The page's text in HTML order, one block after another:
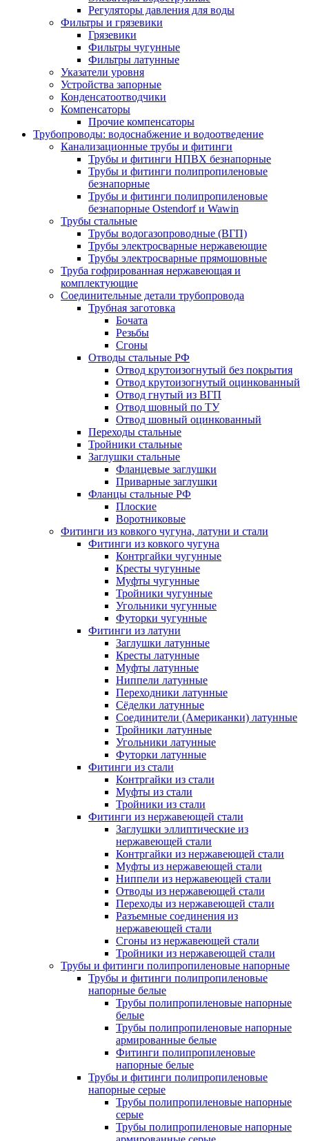
Регуляторы давления для воды
Фильтры и грязевики
Грязевики
Фильтры чугунные
Фильтры латунные
Указатели уровня
Устройства запорные
Конденсатоотводчики
Компенсаторы
Прочие компенсаторы
Трубопроводы: водоснабжение и водоотведение
Канализационные трубы и фитинги
Трубы и фитинги НПВХ безнапорные
Трубы и фитинги полипропиленовые
безнапорные
Трубы и фитинги полипропиленовые
безнапорные Ostendorf и Wawin
Трубы стальные
Трубы водогазопроводные (ВГП)
Трубы электросварные нержавеющие
Трубы электросварные прямошовные
Труба гофрированная нержавеющая и
комплектующие
Соединительные детали трубопровода
Трубная заготовка
Бочата
Резьбы
Сгоны
Отводы стальные РФ
Отвод крутоизогнутый без покрытия
Отвод крутоизогнутый оцинкованный
Отвод гнутый из ВГП
Отвод шовный по ТУ
Отвод шовный оцинкованный
Переходы стальные
Тройники стальные
Заглушки стальные
Фланцевые заглушки
Приварные заглушки
Фланцы стальные РФ
Плоские
Воротниковые
Фитинги из ковкого чугуна, латуни и стали
Фитинги из ковкого чугуна
Контргайки чугунные
Кресты чугунные
Муфты чугунные
Тройники чугунные
Угольники чугунные
Футорки чугунные
Фитинги из латуни
Заглушки латунные
Кресты латунные
Муфты латунные
Ниппели латунные
Переходники латунные
Сёделки латунные
Соединители (Американки) латунные
Тройники латунные
Угольники латунные
Футорки латунные
Фитинги из стали
Контргайки из стали
Муфты из стали
Тройники из стали
Фитинги из нержавеющей стали
Заглушки эллиптические из
нержавеющей стали
Контргайки из нержавеющей стали
Муфты из нержавеющей стали
Ниппели из нержавеющей стали
Отводы из нержавеющей стали
Переходы из нержавеющей стали
Разъемные соединения из
нержавеющей стали
Сгоны из нержавеющей стали
Тройники из нержавеющей стали
Трубы и фитинги полипропиленовые напорные
Трубы и фитинги полипропиленовые
напорные белые
Трубы полипропиленовые напорные
белые
Трубы полипропиленовые напорные
армированные белые
Фитинги полипропиленовые
напорные белые
Трубы и фитинги полипропиленовые
напорные серые
Трубы полипропиленовые напорные
серые
Трубы полипропиленовые напорные